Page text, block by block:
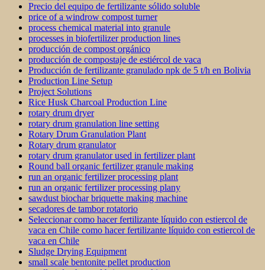
Precio del equipo de fertilizante sólido soluble
price of a windrow compost turner
process chemical material into granule
processes in biofertilizer production lines
producción de compost orgánico
producción de compostaje de estiércol de vaca
Producción de fertilizante granulado npk de 5 t/h en Bolivia
Production Line Setup
Project Solutions
Rice Husk Charcoal Production Line
rotary drum dryer
rotary drum granulation line setting
Rotary Drum Granulation Plant
Rotary drum granulator
rotary drum granulator used in fertilizer plant
Round ball organic fertilizer granule making
run an organic fertilizer processing plant
run an organic fertilizer processing plany
sawdust biochar briquette making machine
secadores de tambor rotatorio
Seleccionar como hacer fertilizante líquido con estiercol de
vaca en Chile como hacer fertilizante líquido con estiercol de
vaca en Chile
Sludge Drying Equipment
small scale bentonite pellet production